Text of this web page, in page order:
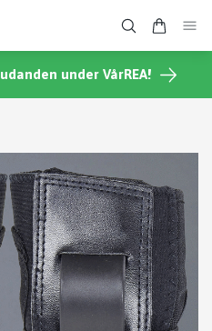
under VårREA!